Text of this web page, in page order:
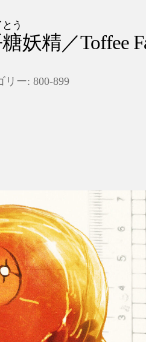
う
妖精／Toffee
リー: 800-899